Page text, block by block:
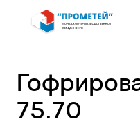
75.70